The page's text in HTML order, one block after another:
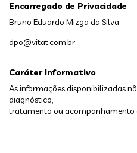
Caráter Informativo
As informações disponibilizadas
diagnóstico,
tratamento ou acompanhamento
Encarregado de Privacidade
Bruno Eduardo Mizga da Silva
dpo@vitat.com.br